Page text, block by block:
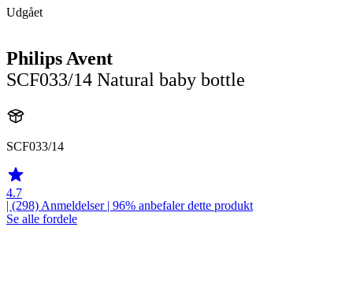
Udgået
Philips Avent
SCF033/14 Natural baby bottle
SCF033/14
4.7
| (298) Anmeldelser| 96% anbefaler dette produkt
Se alle fordele